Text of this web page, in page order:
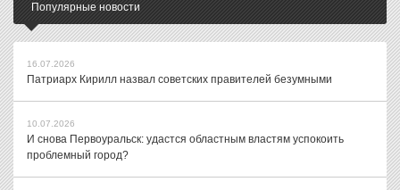
Популярные новости
16.07.2026
Патриарх Кирилл назвал советских правителей безумными
10.07.2026
И снова Первоуральск: удастся областным властям успокоить
проблемный город?